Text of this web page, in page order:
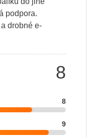
podpora.
drobné e-
8
8
9